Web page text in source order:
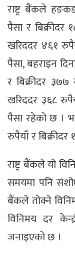
राष्ट्र बैंकले
पैसा र बिक्रीदर
खरिददर ४६१
पैसा, बहराइन
र बिक्रीदर
खरिददर ३६८
पैसा रहेको छ ।
रुपैयाँ र
राष्ट्र बैंकले यो
समयमा पनि
बैंकले तोक्ने
विनिमय दर
जनाइएको छ ।